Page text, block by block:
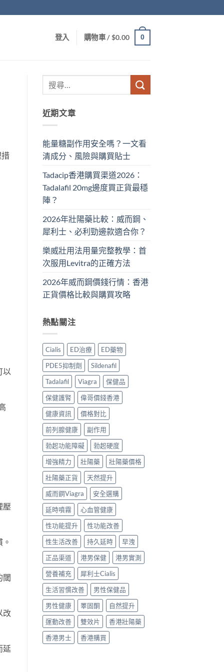
登入 購物車 /$0.00 0
以
壓
閾
改
延
近期文章
能量糖副作用安全嗎？一文看
清成分、風險與購買貼士
Tadacip香港購買渠道2026：
Tadalafil 20mg邊度買正貨最穩
陣？
2026年壯陽藥比較：威而鋼、
犀利士、必利勁邊款適合你？
樂威壯用法用量完整教學：首
次服用Levitra的正確方法
2026年威而鋼價錢行情：香港
正貨價格比較與購買攻略
熱點關注
Cialis ED治療
ED藥物
PDE5抑制劑
Sildenafil
Tadalafil
Viagra
保健品
保健護腎
偉哥價錢香港
健康資訊
價格對比
前列腺健康
副作用
勃起功能障礙
勃起硬度
增強精力
壯陽藥
壯陽藥價格
壯陽藥正貨
天然提升
威而鋼Viagra
安全選購
延時噴霧
心血管健康
性功能提升
性功能改善
性生活改善
持久延時
早洩
正品渠道
港男保健
港男實測
營養補充
犀利士Cialis
生活習慣改善
男性保健品
男性健康
睪固酮
自然提升
運動改善
雙效片
香港壯陽藥
香港男士
香港購買